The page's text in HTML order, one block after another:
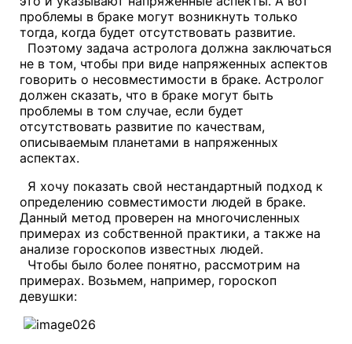
проблемы в браке могут возникнуть только
тогда, когда будет отсутствовать развитие.
Поэтому задача астролога должна заключаться
не в том, чтобы при виде напряженных аспектов
говорить о несовместимости в браке. Астролог
должен сказать, что в браке могут быть
проблемы в том случае, если будет
отсутствовать развитие по качествам,
описываемым планетами в напряженных
аспектах.
Я хочу показать свой нестандартный подход к
определению совместимости людей в браке.
Данный метод проверен на многочисленных
примерах из собственной практики, а также на
анализе гороскопов известных людей.
Чтобы было более понятно, рассмотрим на
примерах. Возьмем, например, гороскоп
девушки: